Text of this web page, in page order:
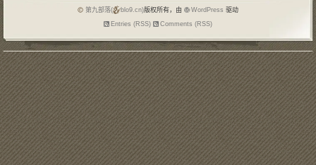
第九部落( blo9.cn)版权所有，由 WordPress 驱动
Entries (RSS)
Comments (RSS)